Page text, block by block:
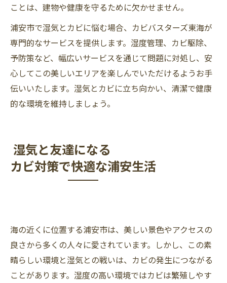
ことは、建物や健康を守るために欠かせません。
浦安市で湿気とカビに悩む場合、カビバスターズ東海が
専門的なサービスを提供します。湿度管理、カビ駆除、
予防策など、幅広いサービスを通じて問題に対処し、安
心してこの美しいエリアを楽しんでいただけるようお手
伝いいたします。湿気とカビに立ち向かい、清潔で健康
的な環境を維持しましょう。
湿気と友達になる
カビ対策で快適な浦安生活
海の近くに位置する浦安市は、美しい景色やアクセスの
良さから多くの人々に愛されています。しかし、この素
晴らしい環境と湿気との戦いは、カビの発生につながる
ことがあります。湿度の高い環境ではカビは繁殖しやす